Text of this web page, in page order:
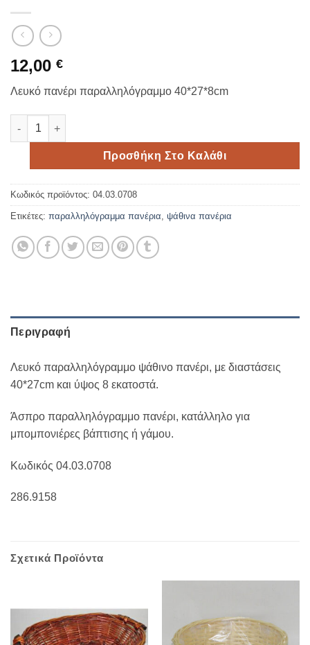
12,00 €
Λευκό πανέρι παραλληλόγραμμο 40*27*8cm
Λευκό παραλληλόγραμμο πανέρι 40*27cm ποσότητα
Προσθήκη Στο Καλάθι
Κωδικός προϊόντος: 04.03.0708
Ετικέτες: παραλληλόγραμμα πανέρια, ψάθινα πανέρια
Περιγραφή
Λευκό παραλληλόγραμμο ψάθινο πανέρι, με διαστάσεις
40*27cm και ύψος 8 εκατοστά.
Άσπρο παραλληλόγραμμο πανέρι, κατάλληλο για
μπομπονιέρες βάπτισης ή γάμου.
Κωδικός 04.03.0708
286.9158
Σχετικά Προϊόντα